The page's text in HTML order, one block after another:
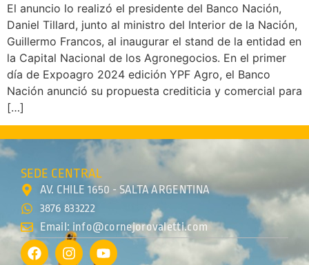
El anuncio lo realizó el presidente del Banco Nación,
Daniel Tillard, junto al ministro del Interior de la Nación,
Guillermo Francos, al inaugurar el stand de la entidad en
la Capital Nacional de los Agronegocios. En el primer
día de Expoagro 2024 edición YPF Agro, el Banco
Nación anunció su propuesta crediticia y comercial para
[…]
SEDE CENTRAL
AV. CHILE 1650 - SALTA ARGENTINA
3876 833222
Email: info@cornejorovaletti.com